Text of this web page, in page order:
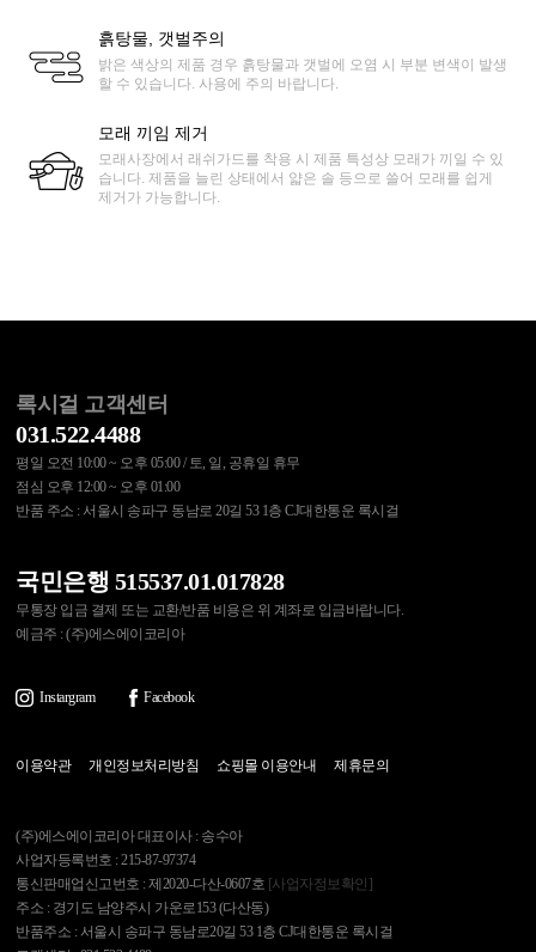
흙탕물, 갯벌주의
밝은 색상의 제품 경우 흙탕물과 갯벌에 오염 시 부분 변색이 발생
할 수 있습니다. 사용에 주의 바랍니다.
모래 끼임 제거
모래사장에서 래쉬가드를 착용 시 제품 특성상 모래가 끼일 수 있
습니다. 제품을 늘린 상태에서 얇은 솔 등으로 쓸어 모래를 쉽게
제거가 가능합니다.
록시걸 고객센터
031.522.4488
평일 오전 10:00 ~ 오후 05:00 / 토, 일, 공휴일 휴무
점심 오후 12:00 ~ 오후 01:00
반품 주소 : 서울시 송파구 동남로 20길 53 1층 CJ대한통운 록시걸
국민은행 515537.01.017828
무통장 입금 결제 또는 교환/반품 비용은 위 계좌로 입금바랍니다.
예금주 : (주)에스에이코리아
Instargram Facebook
이용약관 개인정보처리방침 쇼핑몰 이용안내 제휴문의
(주)에스에이코리아 대표이사 : 송수아
사업자등록번호 : 215-87-97374
통신판매업신고번호 : 제2020-다산-0607호 [사업자정보확인]
주소 : 경기도 남양주시 가운로153 (다산동)
반품주소 : 서울시 송파구 동남로20길 53 1층 CJ대한통운 록시걸